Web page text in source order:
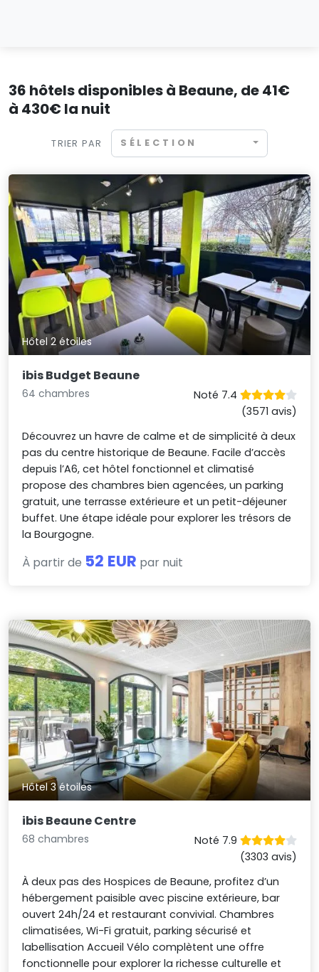
36 hôtels disponibles à Beaune, de 41€
à 430€ la nuit
TRIER PAR SÉLECTION
Hôtel 2 étoiles
ibis Budget Beaune
64 chambres
Noté 7.4
(3571 avis)
Découvrez un havre de calme et de simplicité à deux
pas du centre historique de Beaune. Facile d’accès
depuis l’A6, cet hôtel fonctionnel et climatisé
propose des chambres bien agencées, un parking
gratuit, une terrasse extérieure et un petit-déjeuner
buffet. Une étape idéale pour explorer les trésors de
la Bourgogne.
À partir de 52 EUR par nuit
Hôtel 3 étoiles
ibis Beaune Centre
68 chambres
Noté 7.9
(3303 avis)
À deux pas des Hospices de Beaune, profitez d’un
hébergement paisible avec piscine extérieure, bar
ouvert 24h/24 et restaurant convivial. Chambres
climatisées, Wi-Fi gratuit, parking sécurisé et
labellisation Accueil Vélo complètent une offre
fonctionnelle pour explorer la richesse culturelle et